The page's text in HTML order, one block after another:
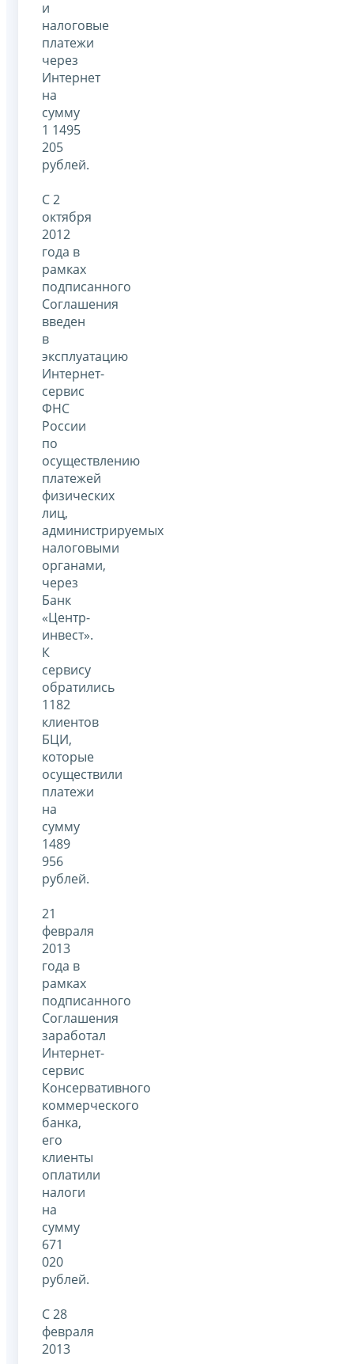
и
налоговые
платежи
через
Интернет
на
сумму
1 1495
205
рублей.
С 2
октября
2012
года в
рамках
подписанного
Соглашения
введен
в
эксплуатацию
Интернет-
сервис
ФНС
России
по
осуществлению
платежей
физических
лиц,
администрируемых
налоговыми
органами,
через
Банк
«Центр-
инвест».
К
сервису
обратились
1182
клиентов
БЦИ,
которые
осуществили
платежи
на
сумму
1489
956
рублей.
21
февраля
2013
года в
рамках
подписанного
Соглашения
заработал
Интернет-
сервис
Консервативного
коммерческого
банка,
его
клиенты
оплатили
налоги
на
сумму
671
020
рублей.
С 28
февраля
2013